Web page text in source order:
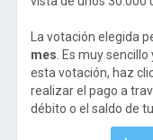
La votación elegida
mes . Es muy
esta votación, haz
realizar el pago a
débito o el saldo de